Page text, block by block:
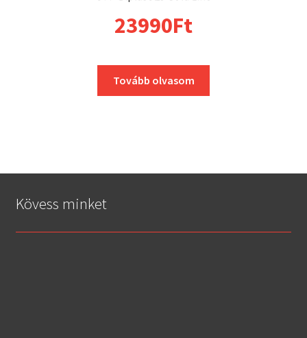
23990Ft
Tovább olvasom
Kövess minket